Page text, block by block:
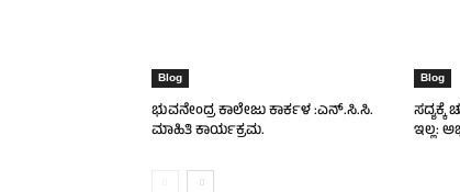
Blog
ಭುವನೇಂದ್ರ ಕಾಲೇಜು ಕಾರ್ಕಳ :ಎನ್.ಸಿ.ಸಿ.
ಮಾಹಿತಿ ಕಾರ್ಯಕ್ರಮ.
Blog
ಸದ್ಯಕ್ಕೆ
ಇಲ್ಲ: